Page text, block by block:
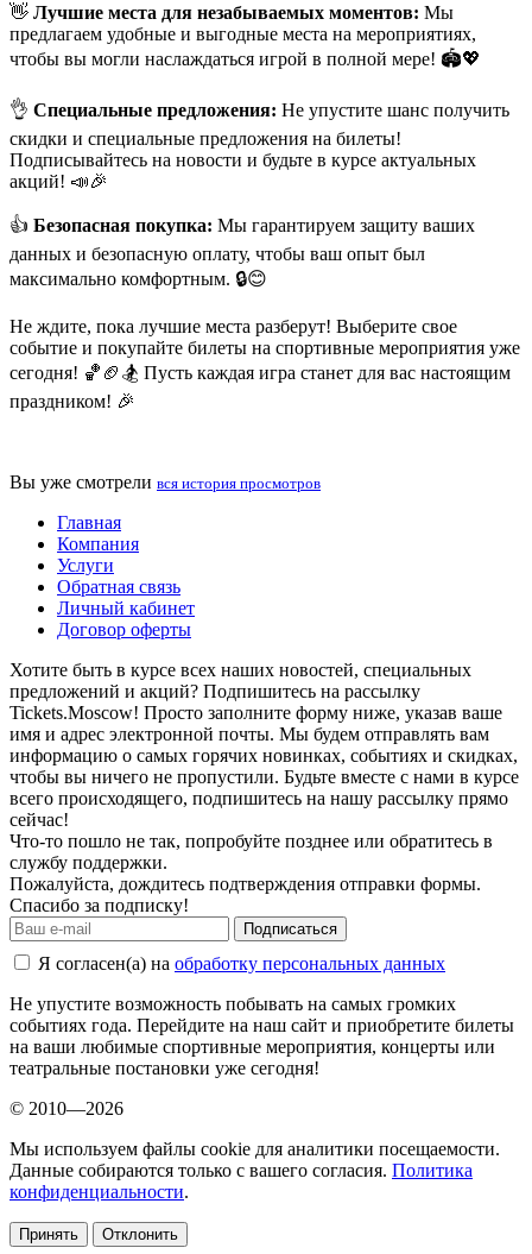
👋 Лучшие места для незабываемых моментов: Мы
предлагаем удобные и выгодные места на мероприятиях,
чтобы вы могли наслаждаться игрой в полной мере! 🏟💖
👌 Специальные предложения: Не упустите шанс получить
скидки и специальные предложения на билеты!
Подписывайтесь на новости и будьте в курсе актуальных
акций! 📣🎉
👍 Безопасная покупка: Мы гарантируем защиту ваших
данных и безопасную оплату, чтобы ваш опыт был
максимально комфортным. 🔒😊
Не ждите, пока лучшие места разберут! Выберите свое
событие и покупайте билеты на спортивные мероприятия уже
сегодня! 🏀🏈🏂 Пусть каждая игра станет для вас настоящим
праздником! 🎉
Вы уже смотрели вся история просмотров
Главная
Компания
Услуги
Обратная связь
Личный кабинет
Договор оферты
Хотите быть в курсе всех наших новостей, специальных
предложений и акций? Подпишитесь на рассылку
Tickets.Moscow! Просто заполните форму ниже, указав ваше
имя и адрес электронной почты. Мы будем отправлять вам
информацию о самых горячих новинках, событиях и скидках,
чтобы вы ничего не пропустили. Будьте вместе с нами в курсе
всего происходящего, подпишитесь на нашу рассылку прямо
сейчас!
Что-то пошло не так, попробуйте позднее или обратитесь в
службу поддержки.
Пожалуйста, дождитесь подтверждения отправки формы.
Спасибо за подписку!
Подписаться
Я согласен(а) на обработку персональных данных
Не упустите возможность побывать на самых громких
событиях года. Перейдите на наш сайт и приобретите билеты
на ваши любимые спортивные мероприятия, концерты или
театральные постановки уже сегодня!
© 2010—2026
Мы используем файлы cookie для аналитики посещаемости.
Данные собираются только с вашего согласия. Политика
конфиденциальности.
Принять Отклонить